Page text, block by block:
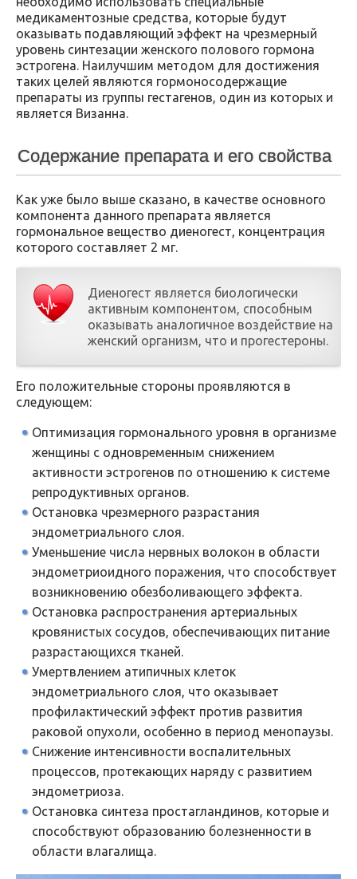
медикаментозные средства, которые будут
оказывать подавляющий эффект на чрезмерный
уровень синтезации женского полового гормона
эстрогена. Наилучшим методом для достижения
таких целей являются гормоносодержащие
препараты из группы гестагенов, один из которых и
является Визанна.
Содержание препарата и его свойства
Как уже было выше сказано, в качестве основного
компонента данного препарата является
гормональное вещество диеногест, концентрация
которого составляет 2 мг.
Диеногест является биологически
активным компонентом, способным
оказывать аналогичное воздействие на
женский организм, что и прогестероны.
Его положительные стороны проявляются в
следующем:
Оптимизация гормонального уровня в организме
женщины с одновременным снижением
активности эстрогенов по отношению к системе
репродуктивных органов.
Остановка чрезмерного разрастания
эндометриального слоя.
Уменьшение числа нервных волокон в области
эндометриоидного поражения, что способствует
возникновению обезболивающего эффекта.
Остановка распространения артериальных
кровянистых сосудов, обеспечивающих питание
разрастающихся тканей.
Умертвлением атипичных клеток
эндометриального слоя, что оказывает
профилактический эффект против развития
раковой опухоли, особенно в период менопаузы.
Снижение интенсивности воспалительных
процессов, протекающих наряду с развитием
эндометриоза.
Остановка синтеза простагландинов, которые и
способствуют образованию болезненности в
области влагалища.